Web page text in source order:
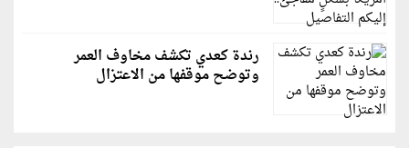
رندة كعدي تكشف مخاوف العمر
وتوضح موقفها من الاعتزال